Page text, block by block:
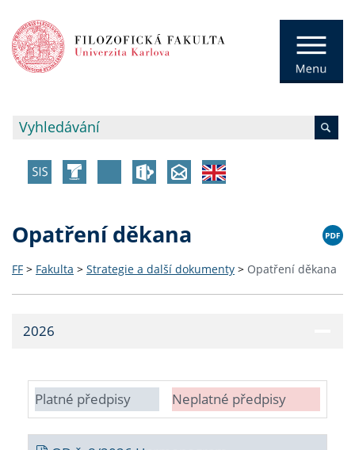
Opatření děkana
FF > Fakulta > Strategie a další dokumenty > Opatření děkana
2026
Platné předpisy Neplatné předpisy